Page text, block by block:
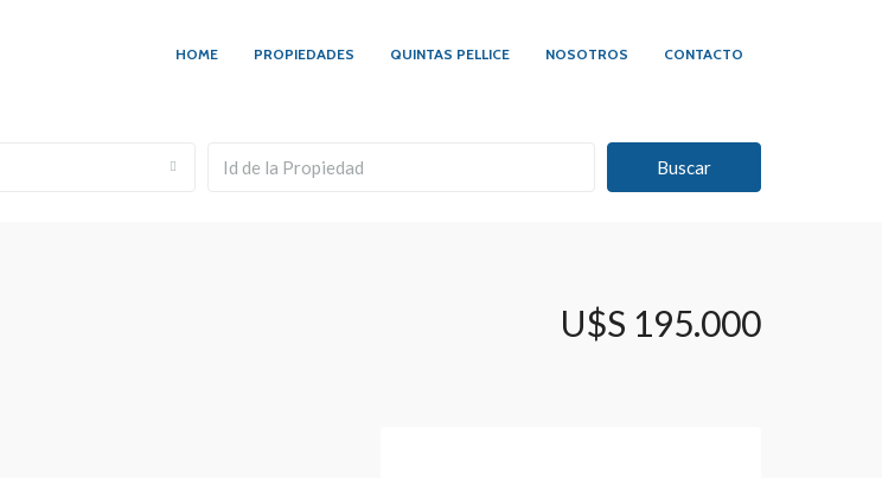
HOME PROPIEDADES QUINTAS PELLICE NOSOTROS CONTACTO
Buscar
U$S 195.000